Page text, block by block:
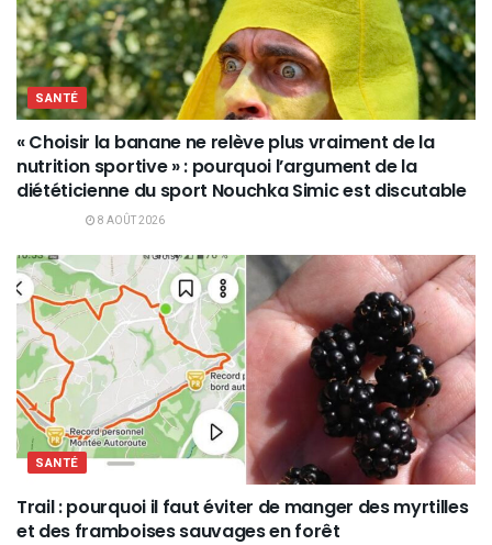
SANTÉ
« Choisir la banane ne relève plus vraiment de la
nutrition sportive » : pourquoi l’argument de la
diététicienne du sport Nouchka Simic est discutable
8 AOÛT 2026
SANTÉ
Trail : pourquoi il faut éviter de manger des myrtilles
et des framboises sauvages en forêt